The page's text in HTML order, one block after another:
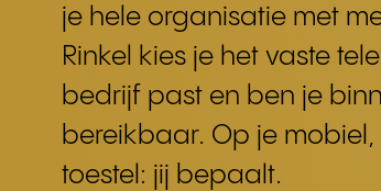
je hele organisatie met
Rinkel kies je het vaste
bedrijf past en ben je
bereikbaar. Op je
toestel: jij bepaalt.